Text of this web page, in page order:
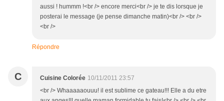
aussi ! hummm !<br /> encore merci<br /> je te dis lorsque je
posterai le message (je pense dimanche matin)<br /> <br />
<br />
Répondre
C Cuisine Colorée 10/11/2011 23:57
<br /> Whaaaaaouuu! il est sublime ce gateau!!! Elle a du etre